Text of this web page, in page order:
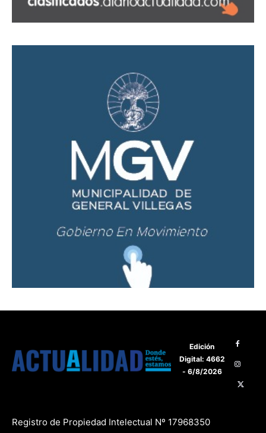
Edición
Digital: 4662
- 6/8/2026
Registro de Propiedad Intelectual Nº 17968350